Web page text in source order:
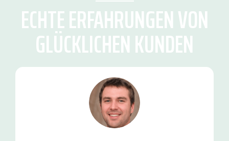
ECHTE ERFAHRUNGEN VON
GLÜCKLICHEN KUNDEN